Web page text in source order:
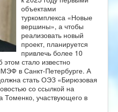
объектами
туркомплекса «Новые
вершины», а чтобы
реализовать новый
проект, планируется
привлечь более 10
стало известно
в Санкт-Петербурге. А
стать ОЭЗ «Бирюзовая
со ссылкой на
Томенко, участвующего в